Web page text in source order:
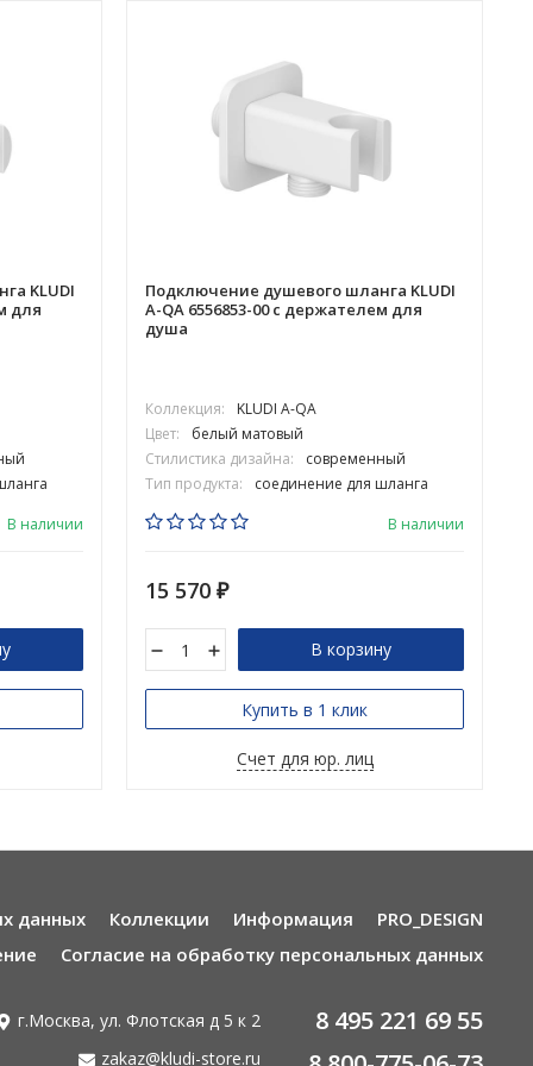
KLUDI
для
В наличии
Подключение душевого шланга KLUDI
A-QA 6556853-00 с держателем для
душа
Коллекция:
KLUDI A-QA
Цвет:
белый матовый
Стилистика дизайна:
современный
Тип продукта:
соединение для шланга
В наличии
15 570 ₽
В корзину
Купить в 1 клик
Счет для юр. лиц
данных Коллекции Информация
PRO_DESIGN
Согласие на обработку персональных данных
г.Москва, ул. Флотская д 5 к 2
zakaz@kludi-store.ru
8 495 221 69 55